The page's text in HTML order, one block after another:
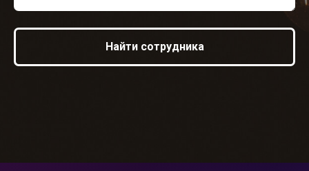
Найти сотрудника